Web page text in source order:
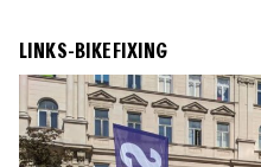
LINKS-BIKEFIXING